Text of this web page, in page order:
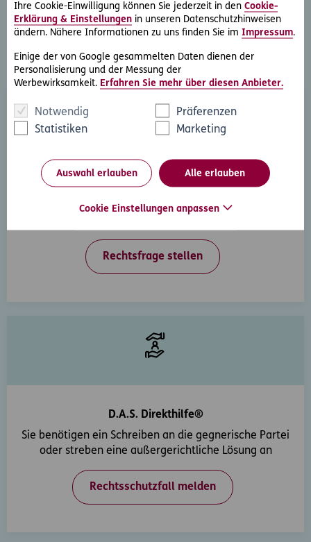
Ihre Cookie-Einwilligung können Sie jederzeit in den Cookie-
Erklärung & Einstellungen in unseren Datenschutzhinweisen
ändern. Nähere Informationen zu uns finden Sie im Impressum.
Einige der von Google gesammelten Daten dienen der
Personalisierung und der Messung der
Werbewirksamkeit. Erfahren Sie mehr über diesen Anbieter.
Notwendig
Präferenzen
Statistiken
Marketing
Auswahl erlauben Alle erlauben
Cookie Einstellungen anpassen
Weitere Rechtsschutz-
Serviceleistungen
Rechtsberatung
Sie haben ein rechtliche Frage? Unsere Rechtsexperten
Rechtsfrage stellen
D.A.S. Direkthilfe®
Sie benötigen ein Schreiben an die gegnerische Partei
oder streben eine außergerichtliche Lösung an
Rechtsschutzfall melden